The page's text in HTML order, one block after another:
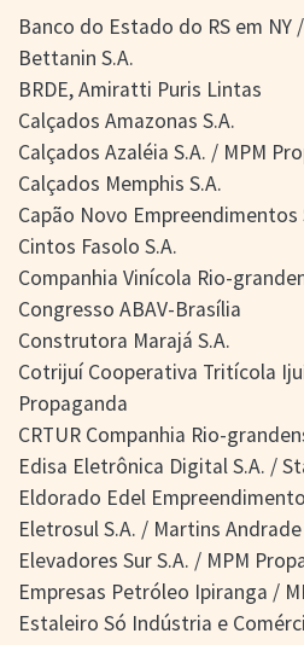
Banco do Estado do RS em NY
Bettanin S.A.
BRDE, Amiratti Puris Lintas
Calçados Amazonas S.A.
Calçados Azaléia S.A. / MPM
Calçados Memphis S.A.
Capão Novo Empreendimentos
Cintos Fasolo S.A.
Companhia Vinícola Rio-
Congresso ABAV-Brasília
Construtora Marajá S.A.
Cotrijuí Cooperativa Tritícola
Propaganda
CRTUR Companhia Rio-
Edisa Eletrônica Digital S.A. /
Eldorado Edel
Eletrosul S.A. / Martins
Elevadores Sur S.A. / MPM
Empresas Petróleo Ipiranga /
Estaleiro Só Indústria e